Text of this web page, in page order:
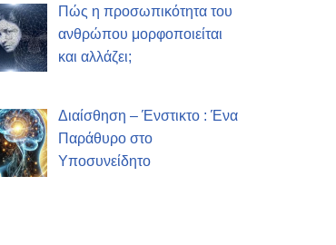
Πώς η προσωπικότητα του
ανθρώπου μορφοποιείται
και αλλάζει;
Διαίσθηση – Ένστικτο : Ένα
Παράθυρο στο
Υποσυνείδητο